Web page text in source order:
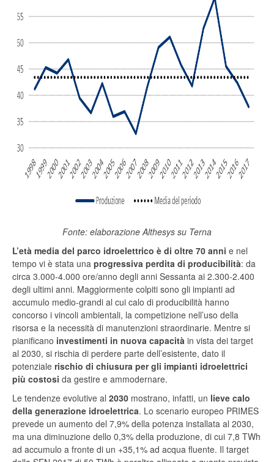
Fonte: elaborazione Althesys su Terna
L’età media del parco idroelettrico è di oltre 70 anni e nel
tempo vi è stata una progressiva perdita di producibilità: da
circa 3.000-4.000 ore/anno degli anni Sessanta ai 2.300-2.400
degli ultimi anni. Maggiormente colpiti sono gli impianti ad
accumulo medio-grandi al cui calo di producibilità hanno
concorso i vincoli ambientali, la competizione nell’uso della
risorsa e la necessità di manutenzioni straordinarie. Mentre si
pianificano investimenti in nuova capacità in vista dei target
al 2030, si rischia di perdere parte dell’esistente, dato il
potenziale rischio di chiusura per gli impianti idroelettrici
più costosi da gestire e ammodernare.
Le tendenze evolutive al 2030 mostrano, infatti, un lieve calo
della generazione idroelettrica. Lo scenario europeo PRIMES
prevede un aumento del 7,9% della potenza installata al 2030,
ma una diminuzione dello 0,3% della produzione, di cui 7,8 TWh
ad accumulo a fronte di un +35,1% ad acqua fluente. Il target